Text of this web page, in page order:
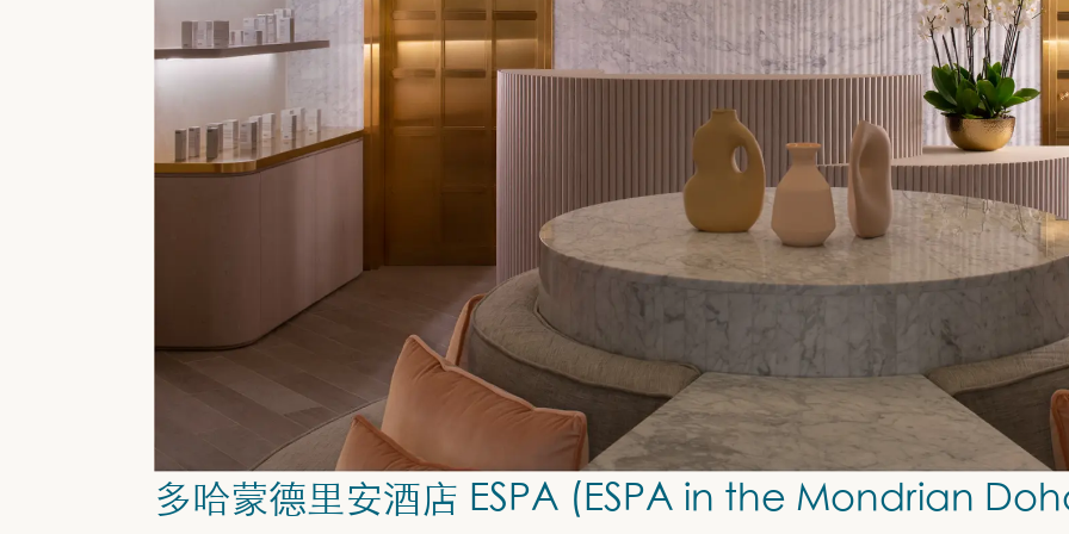
多哈蒙德里安酒店 ESPA (ESPA in the Mondrian